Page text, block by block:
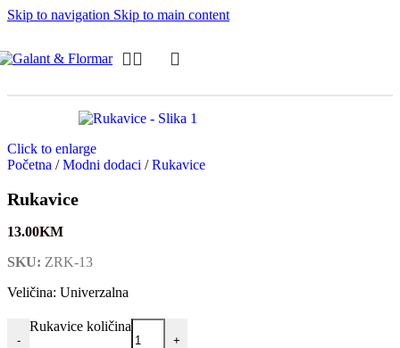
Skip to navigation Skip to main content
Click to enlarge
Početna / Modni dodaci / Rukavice
Rukavice
13.00KM
SKU: ZRK-13
Veličina: Univerzalna
-
Rukavice količina
+